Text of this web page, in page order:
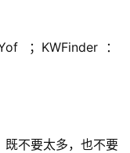
；KWFinder：
不要太多，也不要